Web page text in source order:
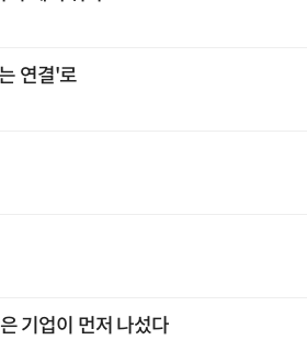
연결'로
기업이 먼저 나섰다